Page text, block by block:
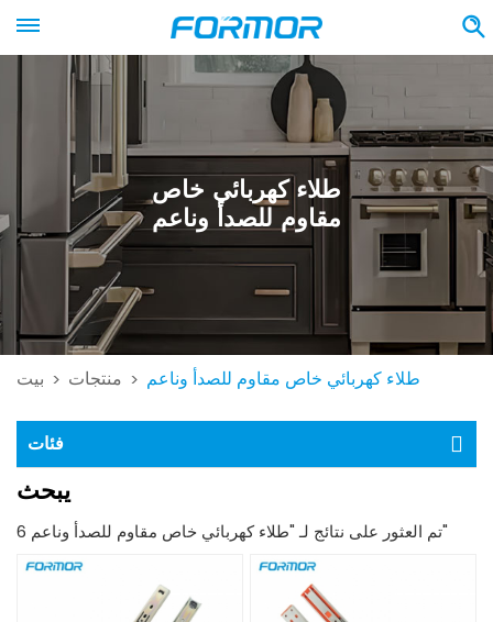
طلاء كهربائي خاص
مقاوم للصدأ وناعم
بيت > منتجات > طلاء كهربائي خاص مقاوم للصدأ وناعم
فئات
يبحث
6 تم العثور على نتائج لـ "طلاء كهربائي خاص مقاوم للصدأ وناعم"